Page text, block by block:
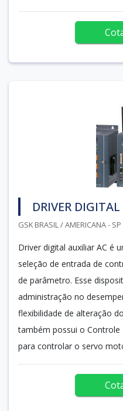
DRIVER
GSK BRASIL / AMERICANA - SP
Driver digital auxiliar AC é
seleção de entrada de
de parâmetro. Esse
administração no
flexibilidade de alteração
também possui o
para controlar o servo